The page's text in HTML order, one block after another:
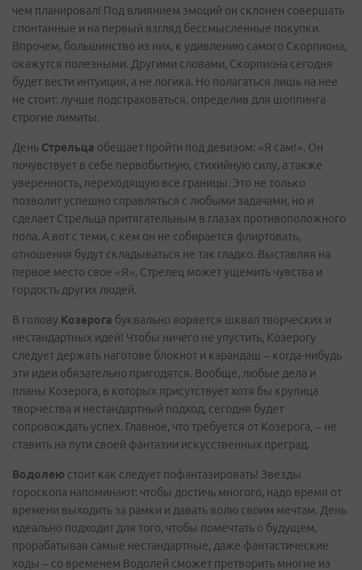
чем планировал! Под влиянием эмоций он склонен совершать
спонтанные и на первый взгляд бессмысленные покупки.
Впрочем, большинство из них, к удивлению самого Скорпиона,
окажутся полезными. Другими словами, Скорпиона сегодня
будет вести интуиция, а не логика. Но полагаться лишь на нее
не стоит: лучше подстраховаться, определив для шоппинга
строгие лимиты.
День Стрельца обещает пройти под девизом: «Я сам!». Он
почувствует в себе первобытную, стихийную силу, а также
уверенность, переходящую все границы. Это не только
позволит успешно справляться с любыми задачами, но и
сделает Стрельца притягательным в глазах противоположного
пола. А вот с теми, с кем он не собирается флиртовать,
отношения будут складываться не так гладко. Выставляя на
первое место свое «Я», Стрелец может ущемить чувства и
гордость других людей.
В голову Козерога буквально ворвется шквал творческих и
нестандартных идей! Чтобы ничего не упустить, Козерогу
следует держать наготове блокнот и карандаш – когда-нибудь
эти идеи обязательно пригодятся. Вообще, любые дела и
планы Козерога, в которых присутствует хотя бы крупица
творчества и нестандартный подход, сегодня будет
сопровождать успех. Главное, что требуется от Козерога, – не
ставить на пути своей фантазии искусственных преград.
Водолею стоит как следует пофантазировать! Звезды
гороскопа напоминают: чтобы достичь многого, надо время от
времени выходить за рамки и давать волю своим мечтам. День
идеально подходит для того, чтобы помечтать о будущем,
прорабатывая самые нестандартные, даже фантастические
ходы – со временем Водолей сможет претворить многие из